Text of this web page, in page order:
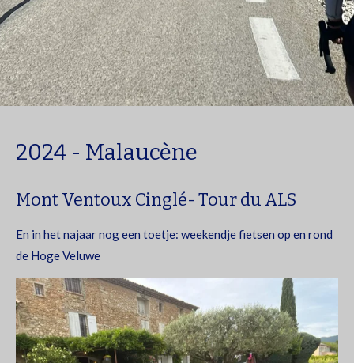
2024 - Malaucène
Mont Ventoux Cinglé- Tour du ALS
En in het najaar nog een toetje: weekendje fietsen op en rond
de Hoge Veluwe